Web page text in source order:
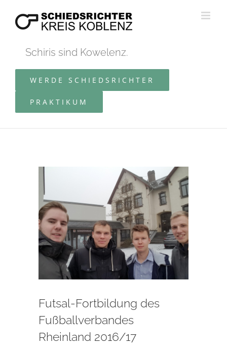
Inhalt
Schiris sind Kowelenz.
WERDE SCHIEDSRICHTER
PRAKTIKUM
Zeige
grösseres
Bild
Futsal-Fortbildung des
Fußballverbandes
Rheinland 2016/17